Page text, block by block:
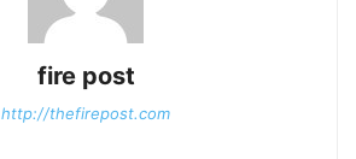
fire post
http://thefirepost.com